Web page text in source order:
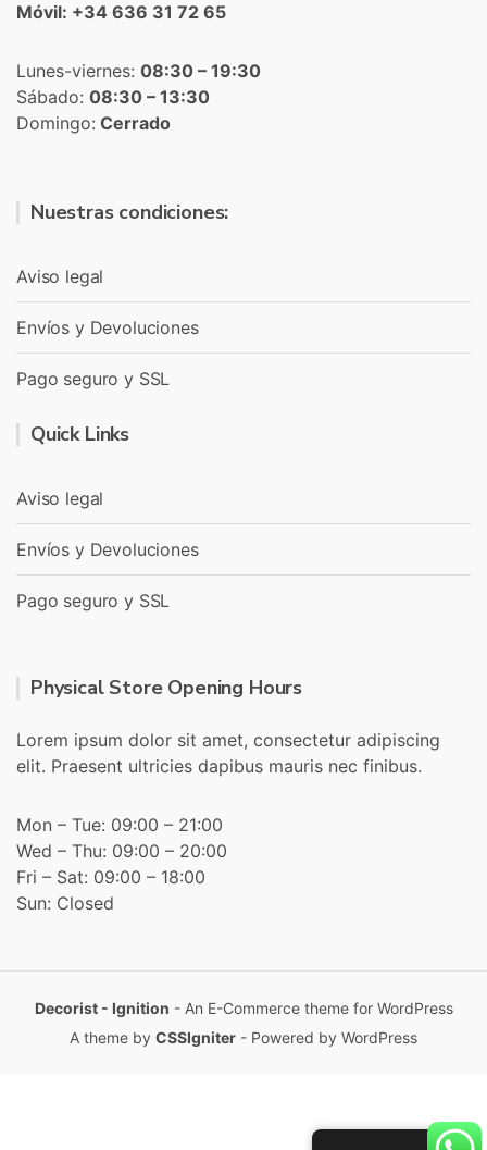
Móvil: +34 636 31 72 65
Lunes-viernes: 08:30 – 19:30
Sábado: 08:30 – 13:30
Domingo: Cerrado
Nuestras condiciones:
Aviso legal
Envíos y Devoluciones
Pago seguro y SSL
Quick Links
Aviso legal
Envíos y Devoluciones
Pago seguro y SSL
Physical Store Opening Hours
Lorem ipsum dolor sit amet, consectetur adipiscing
elit. Praesent ultricies dapibus mauris nec finibus.
Mon – Tue: 09:00 – 21:00
Wed – Thu: 09:00 – 20:00
Fri – Sat: 09:00 – 18:00
Sun: Closed
Decorist - Ignition - An E-Commerce theme for WordPress
A theme by CSSIgniter - Powered by WordPress